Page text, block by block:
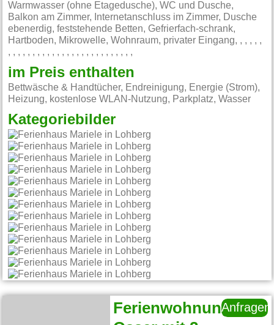
Warmwasser (ohne Etagedusche), WC und Dusche,
Balkon am Zimmer, Internetanschluss im Zimmer, Dusche
ebenerdig, feststehende Betten, Gefrierfach-schrank,
Hartboden, Mikrowelle, Wohnraum, privater Eingang, , , , , ,
, , , , , , , , , , , , , , , , , , , , , , , , , ,
im Preis enthalten
Bettwäsche & Handtücher, Endreinigung, Energie (Strom),
Heizung, kostenlose WLAN-Nutzung, Parkplatz, Wasser
Kategoriebilder
FerienwohnungAnfragen